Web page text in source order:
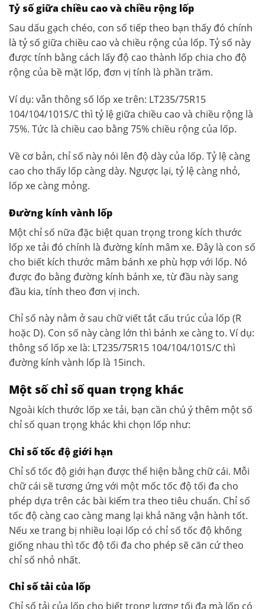
Tỷ số giữa chiều cao và chiều rộng lốp
Sau dấu gạch chéo, con số tiếp theo bạn thấy đó chính
là tỷ số giữa chiều cao và chiều rộng của lốp. Tỷ số này
được tính bằng cách lấy độ cao thành lốp chia cho độ
rộng của bề mặt lốp, đơn vị tính là phần trăm.
Ví dụ: vẫn thông số lốp xe trên: LT235/75R15
104/104/101S/C thì tỷ lệ giữa chiều cao và chiều rộng là
75%. Tức là chiều cao bằng 75% chiều rộng của lốp.
Về cơ bản, chỉ số này nói lên độ dày của lốp. Tỷ lệ càng
cao cho thấy lốp càng dày. Ngược lại, tỷ lệ càng nhỏ,
lốp xe càng mỏng.
Đường kính vành lốp
Một chỉ số nữa đặc biệt quan trọng trong kích thước
lốp xe tải đó chính là đường kính mâm xe. Đây là con số
cho biết kích thước mâm bánh xe phù hợp với lốp. Nó
được đo bằng đường kính bánh xe, từ đầu này sang
đầu kia, tính theo đơn vị inch.
Chỉ số này nằm ở sau chữ viết tắt cấu trúc của lốp (R
hoặc D). Con số này càng lớn thì bánh xe càng to. Ví dụ:
thông số lốp xe là: LT235/75R15 104/104/101S/C thì
đường kính vành lốp là 15inch.
Một số chỉ số quan trọng khác
Ngoài kích thước lốp xe tải, bạn cần chú ý thêm một số
chỉ số quan trọng khác khi chọn lốp như:
Chỉ số tốc độ giới hạn
Chỉ số tốc độ giới hạn được thể hiện bằng chữ cái. Mỗi
chữ cái sẽ tương ứng với một mốc tốc độ tối đa cho
phép dựa trên các bài kiểm tra theo tiêu chuẩn. Chỉ số
tốc độ càng cao càng mang lại khả năng vận hành tốt.
Nếu xe trang bị nhiều loại lốp có chỉ số tốc độ không
giống nhau thì tốc độ tối đa cho phép sẽ căn cứ theo
chỉ số nhỏ nhất.
Chỉ số tải của lốp
Chỉ số tải của lốp cho biết trọng lượng tối đa mà lốp có